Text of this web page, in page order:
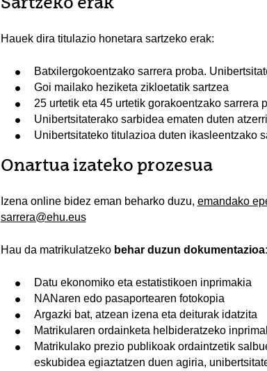
Hauek dira titulazio honetara sartzeko erak:
Batxilergokoentzako sarrera proba.
Goi mailako heziketa zikloetatik sartzea
25 urtetik eta 45 urtetik gorakoentzako sarrera
Unibertsitaterako sarbidea ematen duten
Unibertsitateko titulazioa duten ikasleentzako
Onartua izateko prozesua
Izena online bidez eman beharko duzu, emandako
sarrera@ehu.eus
Hau da matrikulatzeko behar duzun dokumentazioa:
Datu ekonomiko eta estatistikoen inprimakia
NANaren edo pasaportearen fotokopia
Argazki bat, atzean izena eta deiturak idatzita
Matrikularen ordainketa helbideratzeko
Matrikulako prezio publikoak ordaintzetik
eskubidea egiaztatzen duen agiria,